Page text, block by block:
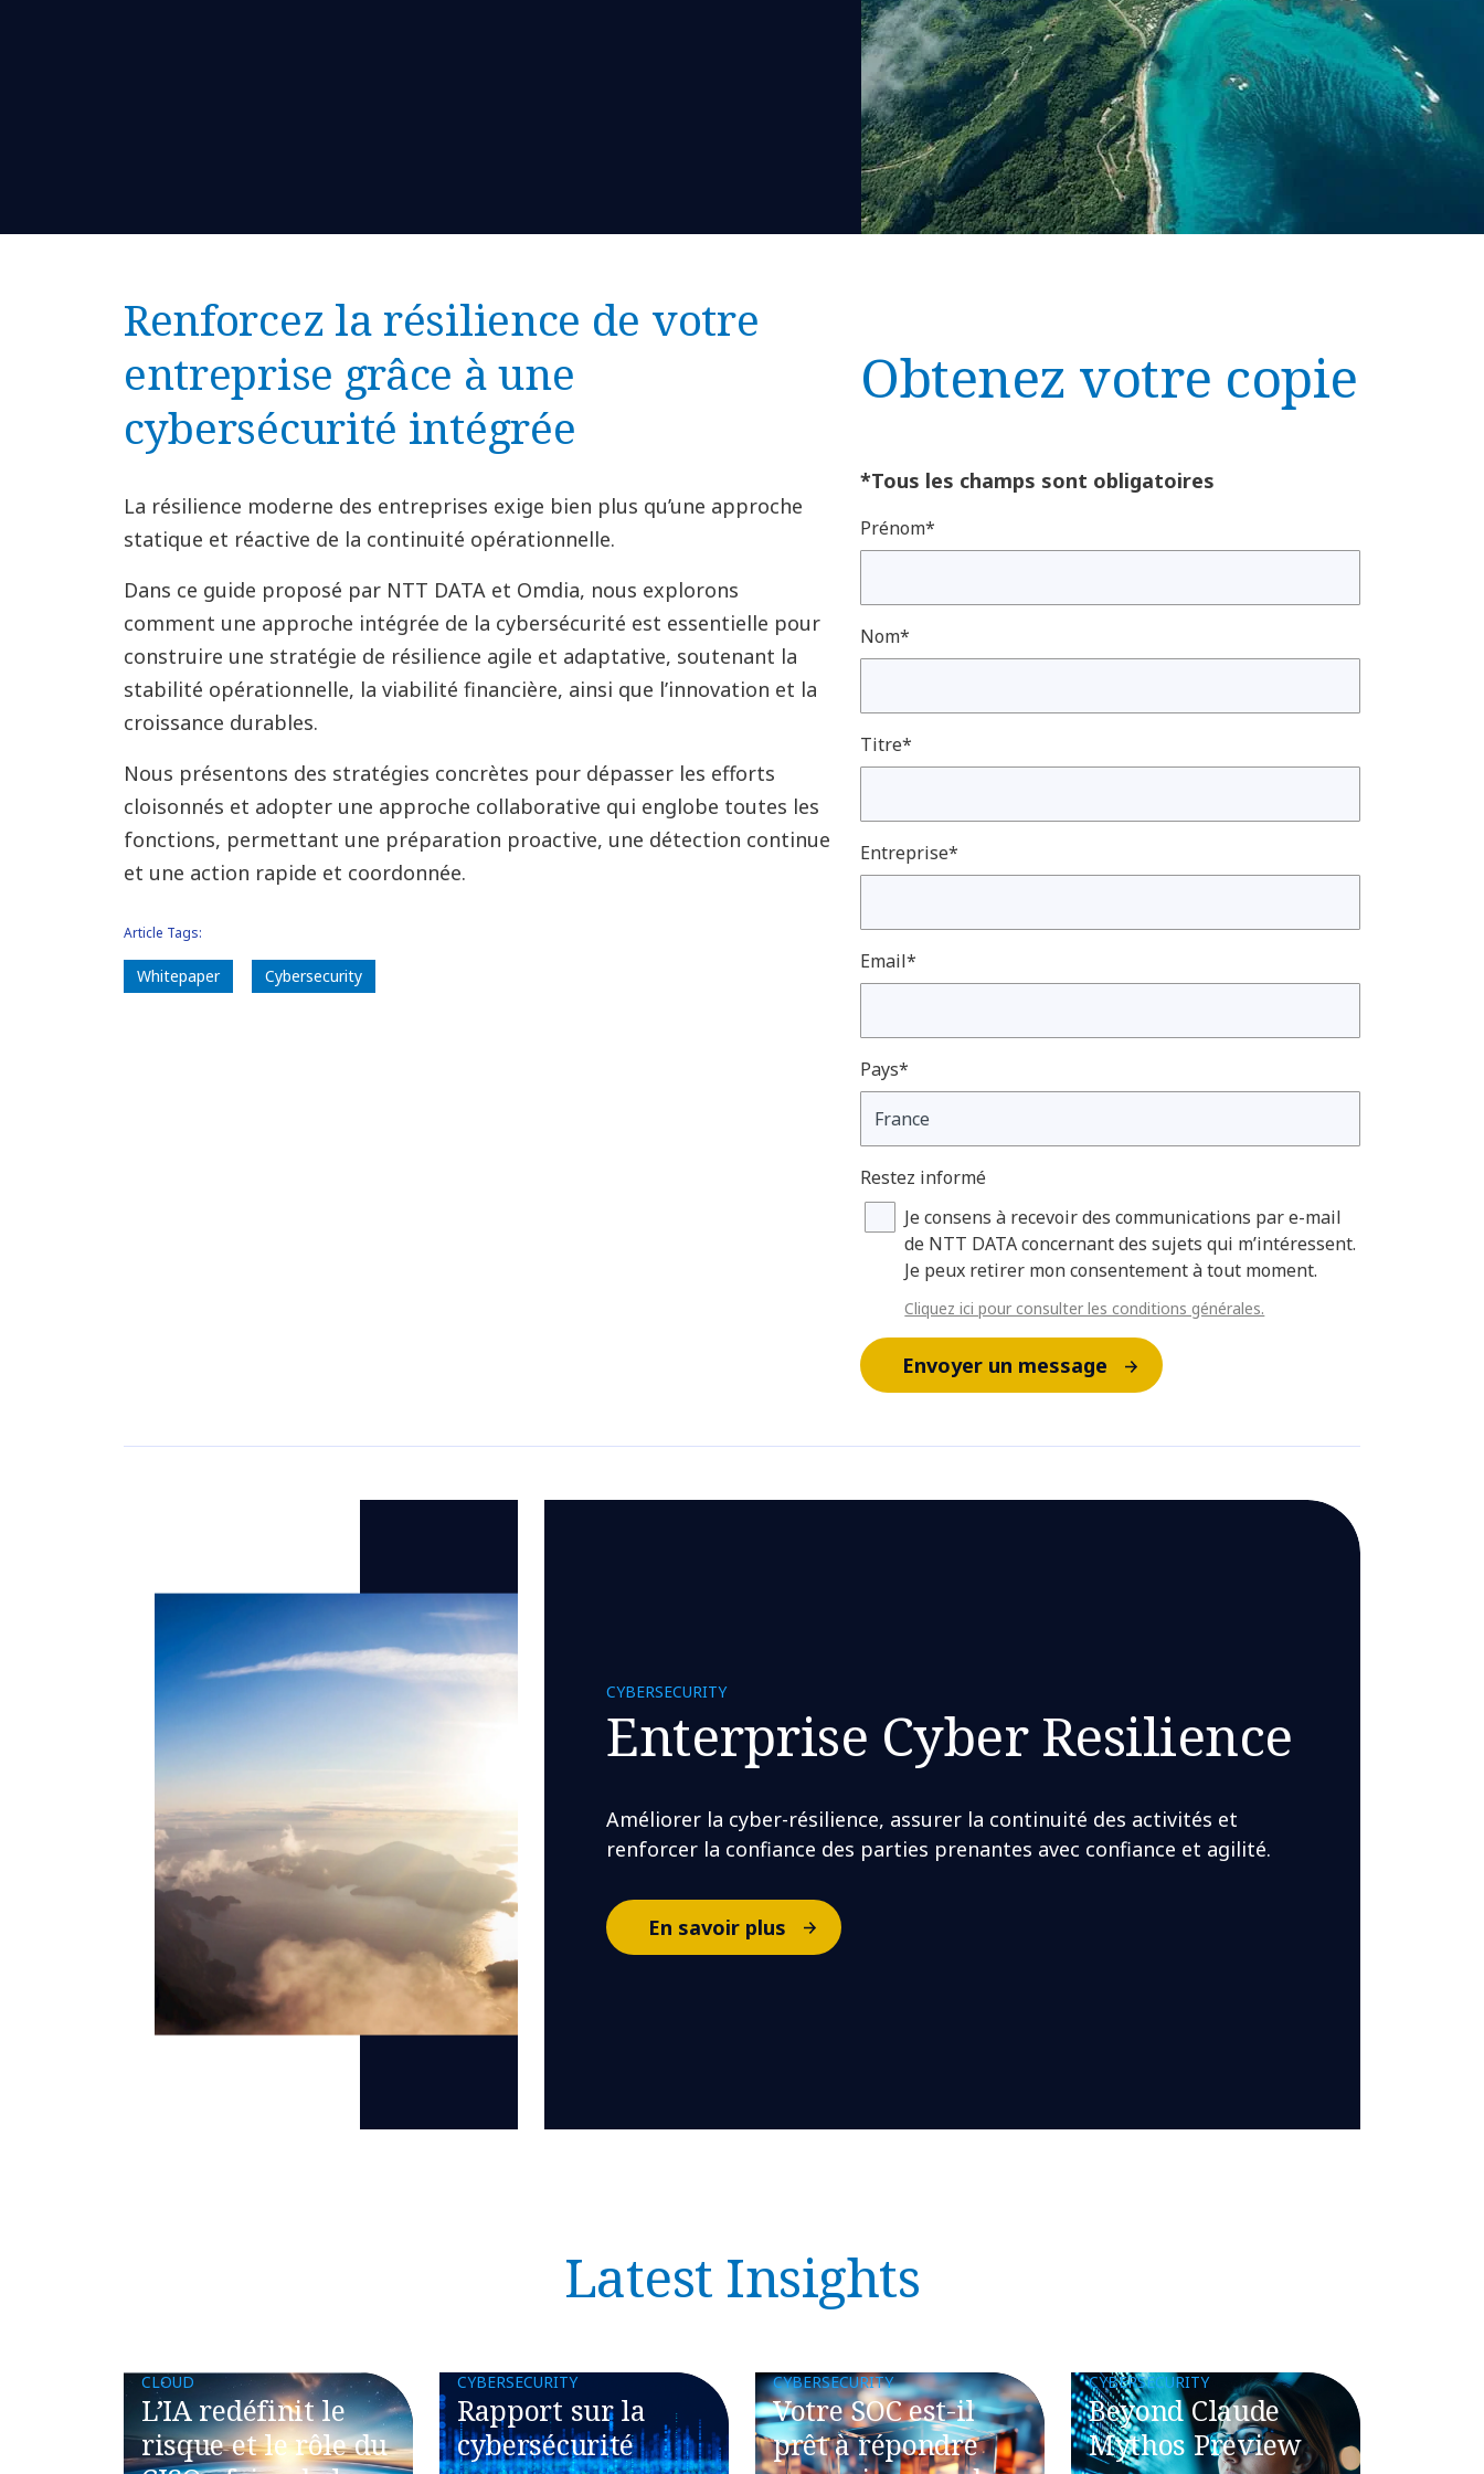
Renforcez la résilience de votre
entreprise grâce à une
cybersécurité intégrée
La résilience moderne des entreprises exige bien plus qu’une approche
statique et réactive de la continuité opérationnelle.
Dans ce guide proposé par NTT DATA et Omdia, nous explorons
comment une approche intégrée de la cybersécurité est essentielle pour
construire une stratégie de résilience agile et adaptative, soutenant la
stabilité opérationnelle, la viabilité financière, ainsi que l’innovation et la
croissance durables.
Nous présentons des stratégies concrètes pour dépasser les efforts
cloisonnés et adopter une approche collaborative qui englobe toutes les
fonctions, permettant une préparation proactive, une détection continue
et une action rapide et coordonnée.
Article Tags:
Whitepaper Cybersecurity
Obtenez votre copie
*Tous les champs sont obligatoires
Prénom*
Nom*
Titre*
Entreprise*
Email*
Pays*
Restez informé
Je consens à recevoir des communications par e-mail
de NTT DATA concernant des sujets qui m’intéressent.
Je peux retirer mon consentement à tout moment.
Cliquez ici pour consulter les conditions générales.
Envoyer un message
CYBERSECURITY
Enterprise Cyber Resilience
Améliorer la cyber-résilience, assurer la continuité des activités et
renforcer la confiance des parties prenantes avec confiance et agilité.
En savoir plus
Latest Insights
CLOUD
L’IA redéfinit le
risque et le rôle du
CYBERSECURITY
Rapport sur la
cybersécurité
CYBERSECURITY
Votre SOC est-il
prêt à répondre
CYBERSECURITY
Beyond Claude
Mythos Preview